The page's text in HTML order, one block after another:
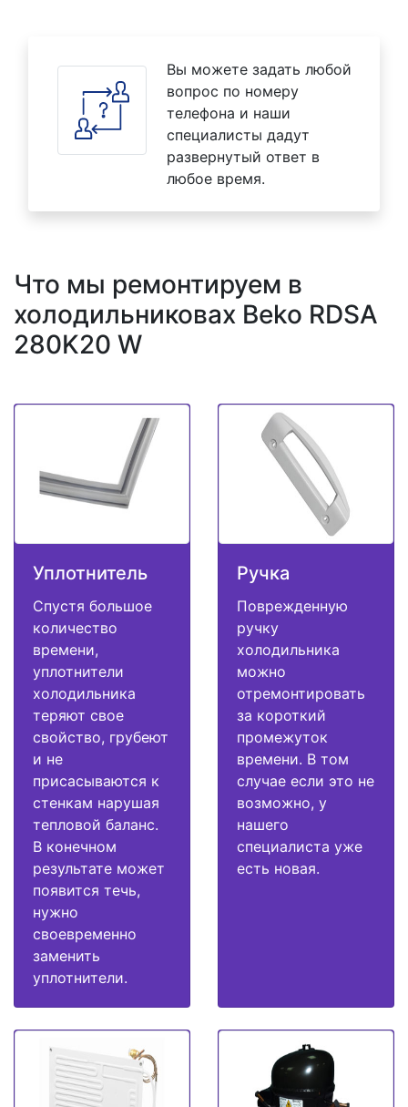
Вы можете задать любой
вопрос по номеру
телефона и наши
специалисты дадут
развернутый ответ в
любое время.
Что мы ремонтируем в
холодильниковах Beko RDSA
280K20 W
Уплотнитель
Спустя большое
количество
времени,
уплотнители
холодильника
теряют свое
свойство, грубеют
и не
присасываются к
стенкам нарушая
тепловой баланс.
В конечном
результате может
появится течь,
нужно
своевременно
заменить
уплотнители.
Ручка
Поврежденную
ручку
холодильника
можно
отремонтировать
за короткий
промежуток
времени. В том
случае если это не
возможно, у
нашего
специалиста уже
есть новая.